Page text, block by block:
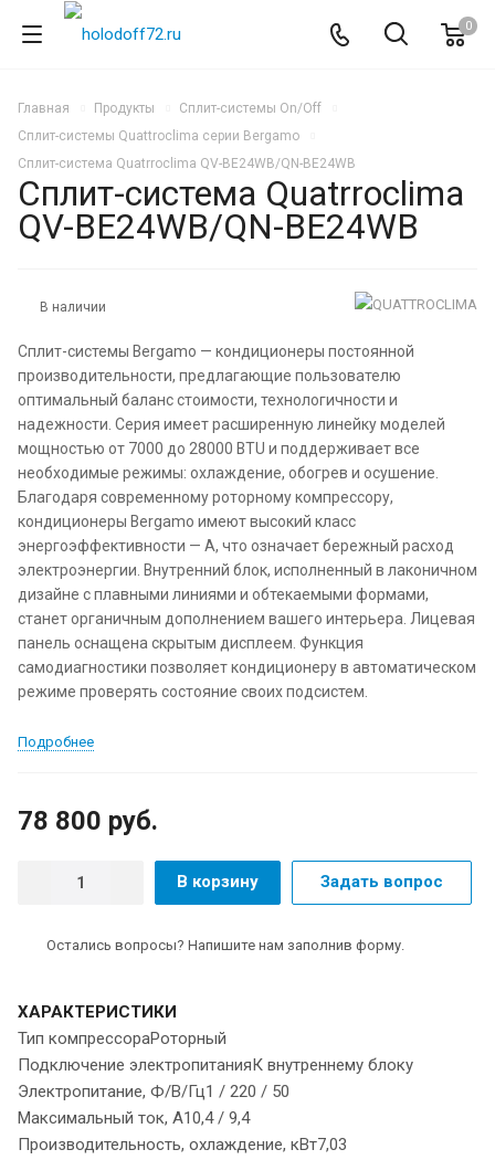
0
Главная Продукты
Сплит-системы On/Off
Сплит-системы Quattroclima серии Bergamo
Сплит-система Quatrroclima QV-BE24WB/QN-BE24WB
Сплит-система Quatrroclima
QV-BE24WB/QN-BE24WB
В наличии
Сплит-системы Bergamo — кондиционеры постоянной
производительности, предлагающие пользователю
оптимальный баланс стоимости, технологичности и
надежности. Серия имеет расширенную линейку моделей
мощностью от 7000 до 28000 BTU и поддерживает все
необходимые режимы: охлаждение, обогрев и осушение.
Благодаря современному роторному компрессору,
кондиционеры Bergamo имеют высокий класс
энергоэффективности — A, что означает бережный расход
электроэнергии. Внутренний блок, исполненный в лаконичном
дизайне с плавными линиями и обтекаемыми формами,
станет органичным дополнением вашего интерьера. Лицевая
панель оснащена скрытым дисплеем. Функция
самодиагностики позволяет кондиционеру в автоматическом
режиме проверять состояние своих подсистем.
Подробнее
78 800 руб.
В корзину Задать вопрос
Остались вопросы? Напишите нам заполнив форму.
ХАРАКТЕРИСТИКИ
Тип компрессораРоторный
Подключение электропитанияК внутреннему блоку
Электропитание, Ф/В/Гц1 / 220 / 50
Максимальный ток, А10,4 / 9,4
Производительность, охлаждение, кВт7,03